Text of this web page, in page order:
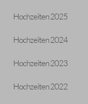
Hochzeiten 2025
Hochzeiten 2024
Hochzeiten 2023
Hochzeiten 2022
Gemeindesaal